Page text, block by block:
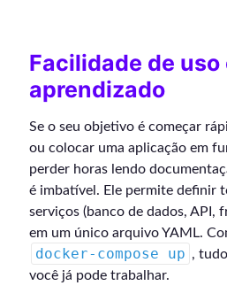
Facilidade de uso
aprendizado
Se o seu objetivo é começar
ou colocar uma aplicação em
perder horas lendo
é imbatível. Ele permite definir
serviços (banco de dados, API,
em um único arquivo YAML.
docker-compose up ,
você já pode trabalhar.